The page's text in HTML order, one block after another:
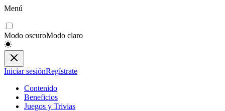
Menú
Modo oscuroModo claro
Iniciar sesiónRegístrate
Contenido
Beneficios
Juegos y Trivias